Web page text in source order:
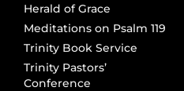
Herald of Grace
Meditations on Psalm 119
Trinity Book Service
Trinity Pastors’
Conference